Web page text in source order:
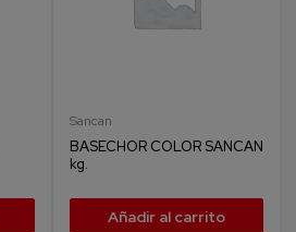
Sancan
BASECHOR COLOR SANCAN
kg.
Añadir al carrito